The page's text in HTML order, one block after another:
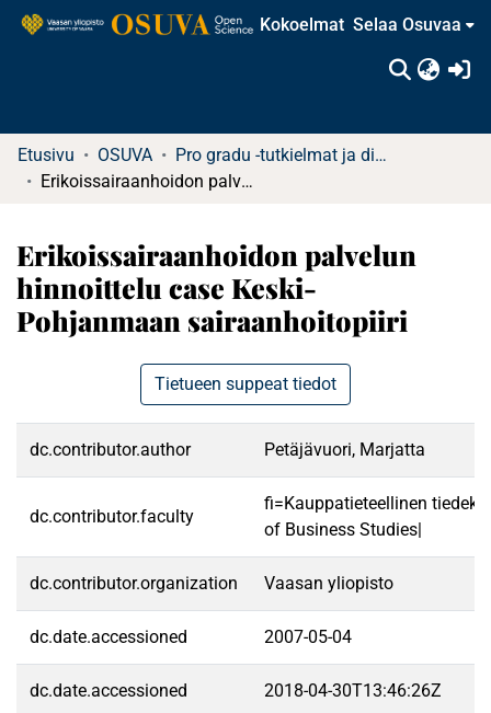
Kokoelmat Selaa Osuvaa
Etusivu OSUVA
Pro gradu -tutkielmat ja diplomityöt (rajattu saatavuus)
Erikoissairaanhoidon palvelun hinnoittelu case Keski-Pohjanmaan sairaanhoitopiiri
Erikoissairaanhoidon palvelun
hinnoittelu case Keski-
Pohjanmaan sairaanhoitopiiri
Tietueen suppeat tiedot
dc.contributor.author Petäjävuori, Marjatta
dc.contributor.faculty
fi=Kauppatieteellinen
of Business Studies|
dc.contributor.organization Vaasan yliopisto
dc.date.accessioned 2007-05-04
dc.date.accessioned 2018-04-30T13:46:26Z